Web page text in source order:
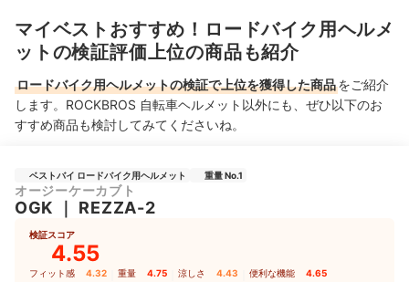
マイベストおすすめ！ロードバイク用ヘルメ
ットの検証評価上位の商品も紹介
ロードバイク用ヘルメットの検証で上位を獲得した商品をご紹介
します。ROCKBROS 自転車ヘルメット以外にも、ぜひ以下のお
すすめ商品も検討してみてくださいね。
ベストバイ ロードバイク用ヘルメット 重量 No.1
オージーケーカブト
OGK REZZA-2
検証スコア
4.55
フィット感 4.32 重量 4.75 涼しさ 4.43 便利な機能 4.65